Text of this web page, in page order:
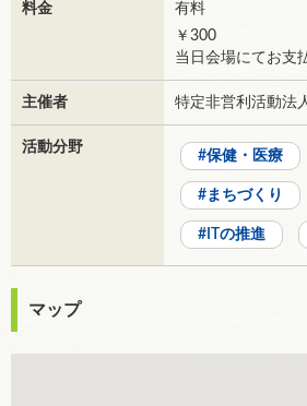
料金
有料
￥300
当日会場にてお支
主催者 特定非営利活動
活動分野
保健・医療
まちづくり
ITの推進
マップ